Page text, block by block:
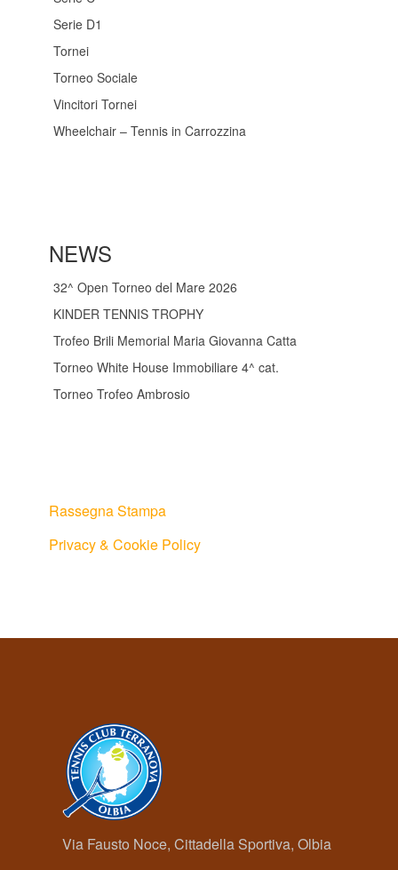
Serie D1
Tornei
Torneo Sociale
Vincitori Tornei
Wheelchair – Tennis in Carrozzina
NEWS
32^ Open Torneo del Mare 2026
KINDER TENNIS TROPHY
Trofeo Brili Memorial Maria Giovanna Catta
Torneo White House Immobiliare 4^ cat.
Torneo Trofeo Ambrosio
Rassegna Stampa
Privacy & Cookie Policy
Via Fausto Noce, Cittadella Sportiva, Olbia